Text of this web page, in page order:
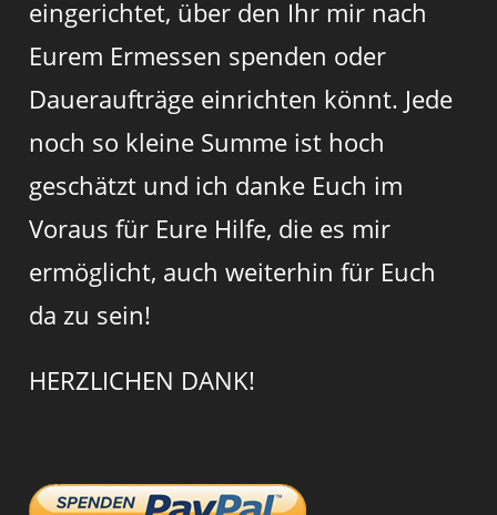
eingerichtet, über den Ihr mir nach
Eurem Ermessen spenden oder
Daueraufträge einrichten könnt. Jede
noch so kleine Summe ist hoch
geschätzt und ich danke Euch im
Voraus für Eure Hilfe, die es mir
ermöglicht, auch weiterhin für Euch
da zu sein!
HERZLICHEN DANK!